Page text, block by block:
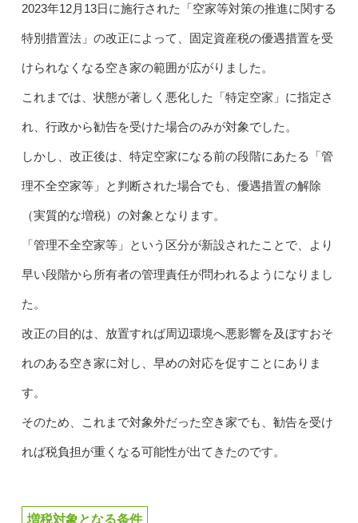
2023年12月13日に施行された「空家等対策の推進に関する
特別措置法」の改正によって、固定資産税の優遇措置を受
けられなくなる空き家の範囲が広がりました。
これまでは、状態が著しく悪化した「特定空家」に指定さ
れ、行政から勧告を受けた場合のみが対象でした。
しかし、改正後は、特定空家になる前の段階にあたる「管
理不全空家等」と判断された場合でも、優遇措置の解除
（実質的な増税）の対象となります。
「管理不全空家等」という区分が新設されたことで、より
早い段階から所有者の管理責任が問われるようになりまし
た。
改正の目的は、放置すれば周辺環境へ悪影響を及ぼすおそ
れのある空き家に対し、早めの対応を促すことにありま
す。
そのため、これまで対象外だった空き家でも、勧告を受け
れば税負担が重くなる可能性が出てきたのです。
増税対象となる条件